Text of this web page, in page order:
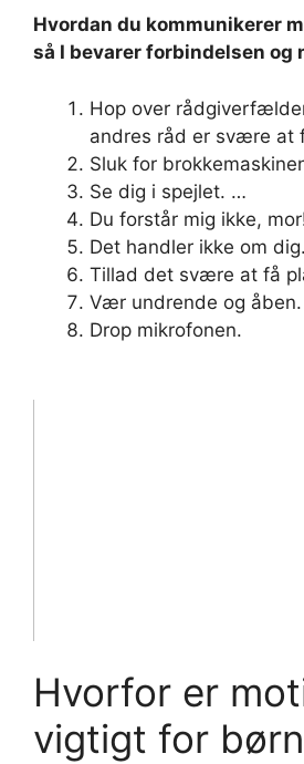
Hvordan du kommunikerer
så I bevarer forbindelsen og
Hop over
andres råd er svære at
Sluk for
Se dig i spejlet. …
Du forstår mig ikke,
Det handler ikke om
Tillad det svære at få
Vær undrende og
Drop mikrofonen.
Hvorfor er
vigtigt for